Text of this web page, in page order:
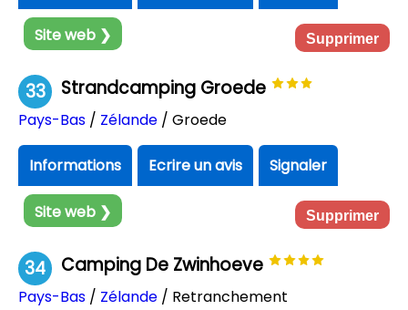
Site web ❯ Supprimer
33 Strandcamping Groede
Pays-Bas / Zélande / Groede
Informations Ecrire un avis Signaler
Site web ❯ Supprimer
34 Camping De Zwinhoeve
Pays-Bas / Zélande / Retranchement